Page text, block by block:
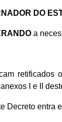
DO
a
retificados
I e II
Decreto entra